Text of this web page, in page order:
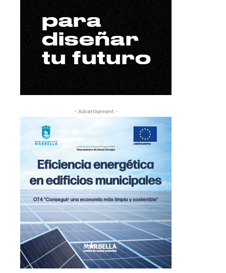
- Advertisement -